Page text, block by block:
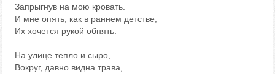
Запрыгнув на мою кровать.
И мне опять, как в раннем детстве,
Их хочется рукой обнять.
На улице тепло и сыро,
Вокруг, давно видна трава,